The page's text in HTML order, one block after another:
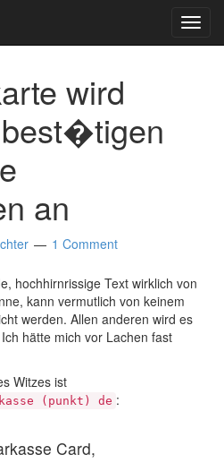
wird
an
1 Comment
hochhirnrissige Text wirklich von
kann vermutlich von keinem
werden. Allen anderen wird es
hätte mich vor Lachen fast
Witzes ist
(punkt) de :
Card,